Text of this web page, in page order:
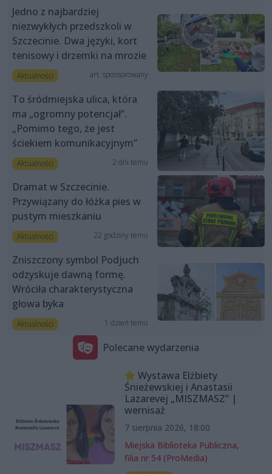
Jedno z najbardziej
niezwykłych przedszkoli w
Szczecinie. Dwa języki, kort
tenisowy i drzemki na mrozie
Aktualności art. sponsorowany
To śródmiejska ulica, która
ma „ogromny potencjał”.
„Pomimo tego, że jest
ściekiem komunikacyjnym”
Aktualności 2 dni temu
Dramat w Szczecinie.
Przywiązany do łóżka pies w
pustym mieszkaniu
Aktualności 22 godziny temu
Zniszczony symbol Podjuch
odzyskuje dawną formę.
Wróciła charakterystyczna
głowa byka
Aktualności 1 dzień temu
Polecane wydarzenia
Wystawa Elżbiety
Śnieżewskiej i Anastasii
Lazarevej „MISZMASZ” |
wernisaż
7 sierpnia 2026, 18:00
Miejska Biblioteka Publiczna,
filia nr 54 (ProMedia)